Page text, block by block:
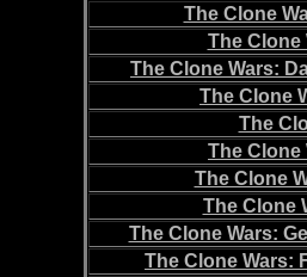
The Clone
The Clone
The Clone Wars:
The Clone
The
The Clone
The Clone
The Clone
The Clone Wars:
The Clone Wars: